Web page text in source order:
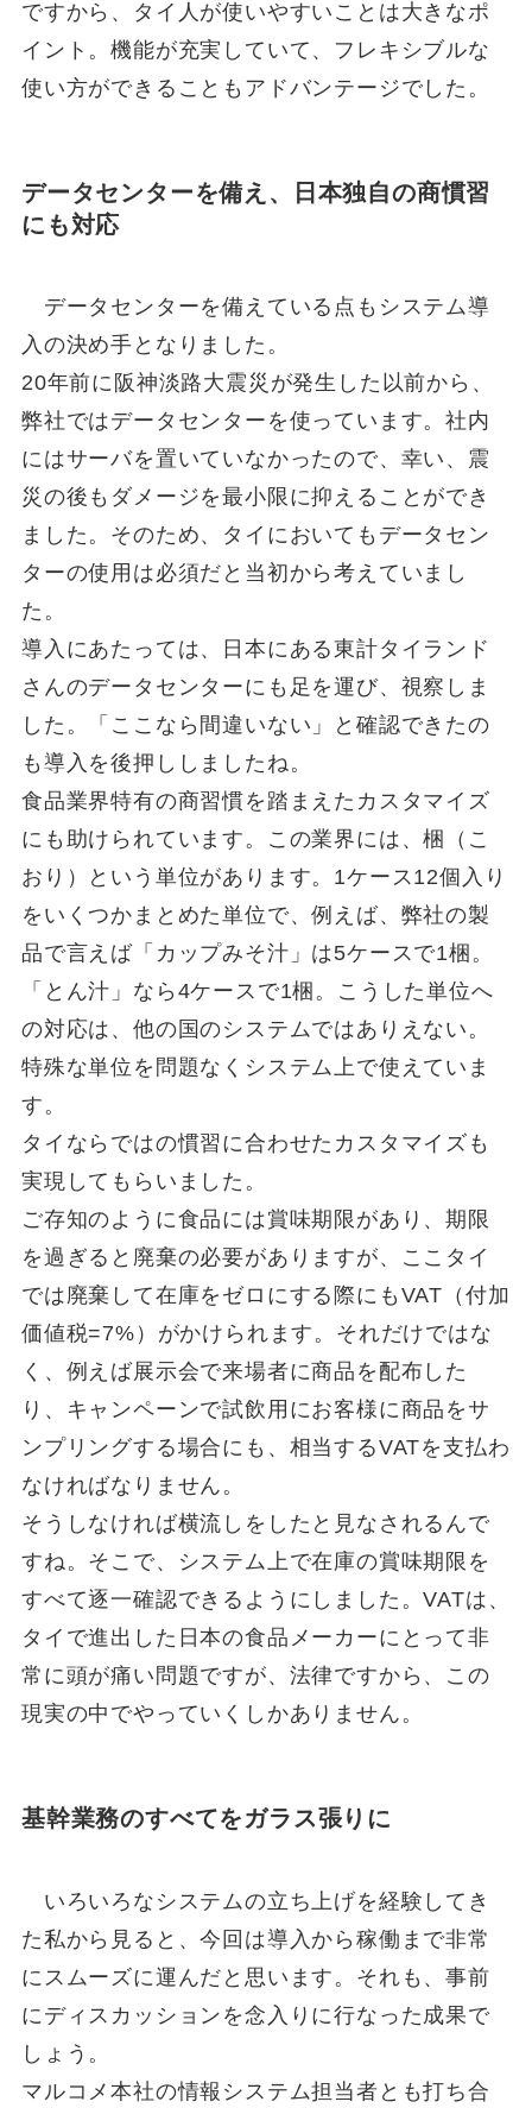
ですから、タイ人が使いやすいことは大きなポ
イント。機能が充実していて、フレキシブルな
使い方ができることもアドバンテージでした。
データセンターを備え、日本独自の商慣習
にも対応
データセンターを備えている点もシステム導
入の決め手となりました。
20年前に阪神淡路大震災が発生した以前から、
弊社ではデータセンターを使っています。社内
にはサーバを置いていなかったので、幸い、震
災の後もダメージを最小限に抑えることができ
ました。そのため、タイにおいてもデータセン
ターの使用は必須だと当初から考えていまし
た。
導入にあたっては、日本にある東計タイランド
さんのデータセンターにも足を運び、視察しま
した。「ここなら間違いない」と確認できたの
も導入を後押ししましたね。
食品業界特有の商習慣を踏まえたカスタマイズ
にも助けられています。この業界には、梱（こ
おり）という単位があります。1ケース12個入り
をいくつかまとめた単位で、例えば、弊社の製
品で言えば「カップみそ汁」は5ケースで1梱。
「とん汁」なら4ケースで1梱。こうした単位へ
の対応は、他の国のシステムではありえない。
特殊な単位を問題なくシステム上で使えていま
す。
タイならではの慣習に合わせたカスタマイズも
実現してもらいました。
ご存知のように食品には賞味期限があり、期限
を過ぎると廃棄の必要がありますが、ここタイ
では廃棄して在庫をゼロにする際にもVAT（付加
価値税=7%）がかけられます。それだけではな
く、例えば展示会で来場者に商品を配布した
り、キャンペーンで試飲用にお客様に商品をサ
ンプリングする場合にも、相当するVATを支払わ
なければなりません。
そうしなければ横流しをしたと見なされるんで
すね。そこで、システム上で在庫の賞味期限を
すべて逐一確認できるようにしました。VATは、
タイで進出した日本の食品メーカーにとって非
常に頭が痛い問題ですが、法律ですから、この
現実の中でやっていくしかありません。
基幹業務のすべてをガラス張りに
いろいろなシステムの立ち上げを経験してき
た私から見ると、今回は導入から稼働まで非常
にスムーズに運んだと思います。それも、事前
にディスカッションを念入りに行なった成果で
しょう。
マルコメ本社の情報システム担当者とも打ち合